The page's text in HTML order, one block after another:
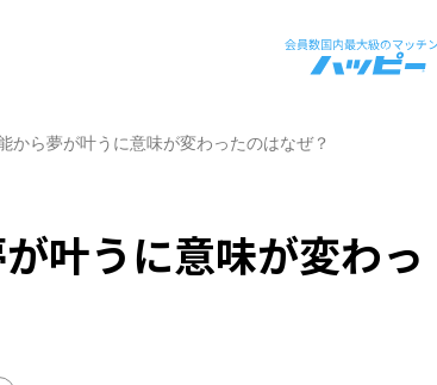
から夢が叶うに意味が変わったのはなぜ？
叶うに意味が変わっ